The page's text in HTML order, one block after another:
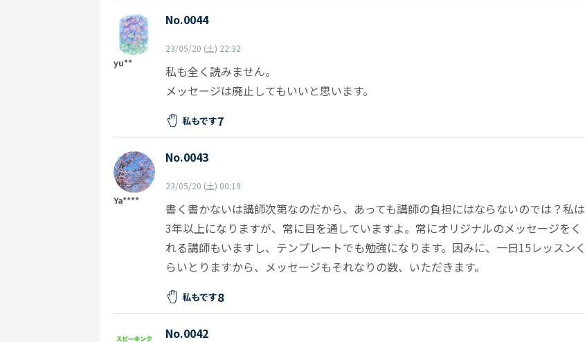
yu**
No.0044
23/05/20 (土) 22:32
私も全く読みません。
メッセージは廃止してもいいと思います。
私もです7
Ya****
No.0043
23/05/20 (土) 00:19
書く書かないは講師次第なのだから、あっても講師の負担にはならないのでは？私は
3年以上になりますが、常に目を通していますよ。常にオリジナルのメッセージをく
れる講師もいますし、テンプレートでも勉強になります。因みに、一日15レッスンく
らいとりますから、メッセージもそれなりの数、いただきます。
私もです8
No.0042